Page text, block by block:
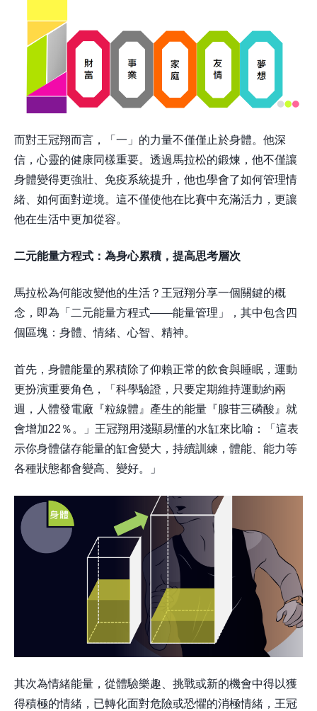
而對王冠翔而言，「一」的力量不僅僅止於身體。他深
信，心靈的健康同樣重要。透過馬拉松的鍛煉，他不僅讓
身體變得更強壯、免疫系統提升，他也學會了如何管理情
緒、如何面對逆境。這不僅使他在比賽中充滿活力，更讓
他在生活中更加從容。
二元能量方程式：為身心累積，提高思考層次
馬拉松為何能改變他的生活？王冠翔分享一個關鍵的概
念，即為「二元能量方程式——能量管理」，其中包含四
個區塊：身體、情緒、心智、精神。
首先，身體能量的累積除了仰賴正常的飲食與睡眠，運動
更扮演重要角色，「科學驗證，只要定期維持運動約兩
週，人體發電廠『粒線體』產生的能量『腺苷三磷酸』就
會增加22％。」王冠翔用淺顯易懂的水缸來比喻：「這表
示你身體儲存能量的缸會變大，持續訓練，體能、能力等
各種狀態都會變高、變好。」
其次為情緒能量，從體驗樂趣、挑戰或新的機會中得以獲
得積極的情緒，已轉化面對危險或恐懼的消極情緒，王冠